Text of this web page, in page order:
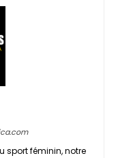
sport féminin, notre